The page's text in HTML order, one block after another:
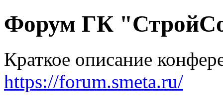
Форум ГК
Краткое описание
https://forum.smeta.ru/